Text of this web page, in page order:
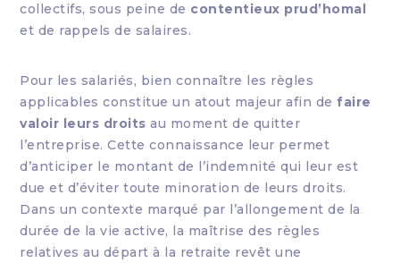
collectifs, sous peine de contentieux prud’homal
et de rappels de salaires.
Pour les salariés, bien connaître les règles
applicables constitue un atout majeur afin de faire
valoir leurs droits au moment de quitter
l’entreprise. Cette connaissance leur permet
d’anticiper le montant de l’indemnité qui leur est
due et d’éviter toute minoration de leurs droits.
Dans un contexte marqué par l’allongement de la
durée de la vie active, la maîtrise des règles
relatives au départ à la retraite revêt une